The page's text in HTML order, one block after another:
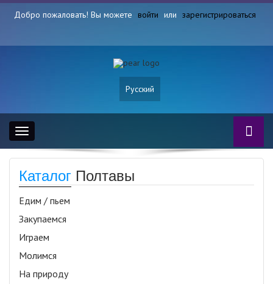
Добро пожаловать! Вы можете войти или зарегистрироваться
Русский
Toggle
navigation
Каталог Полтавы
Едим / пьем
Закупаемся
Играем
Молимся
На природу